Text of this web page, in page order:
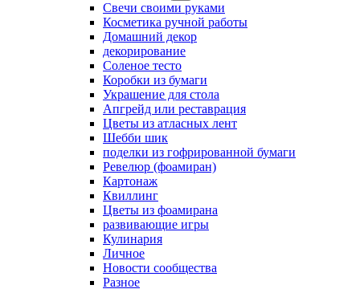
Свечи своими руками
Косметика ручной работы
Домашний декор
декорирование
Соленое тесто
Коробки из бумаги
Украшение для стола
Апгрейд или реставрация
Цветы из атласных лент
Шебби шик
поделки из гофрированной бумаги
Ревелюр (фоамиран)
Картонаж
Квиллинг
Цветы из фоамирана
развивающие игры
Кулинария
Личное
Новости сообщества
Разное